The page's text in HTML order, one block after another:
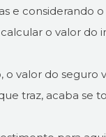
e considerando
o valor do
o valor do seguro
traz, acaba se